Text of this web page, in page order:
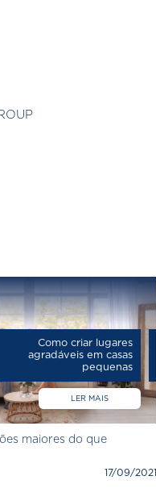
Como criar lugares
agradáveis em casas
pequenas
LER MAIS
maiores do que
17/09/2021